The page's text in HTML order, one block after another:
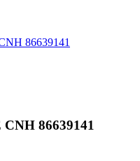
86639141
86639141